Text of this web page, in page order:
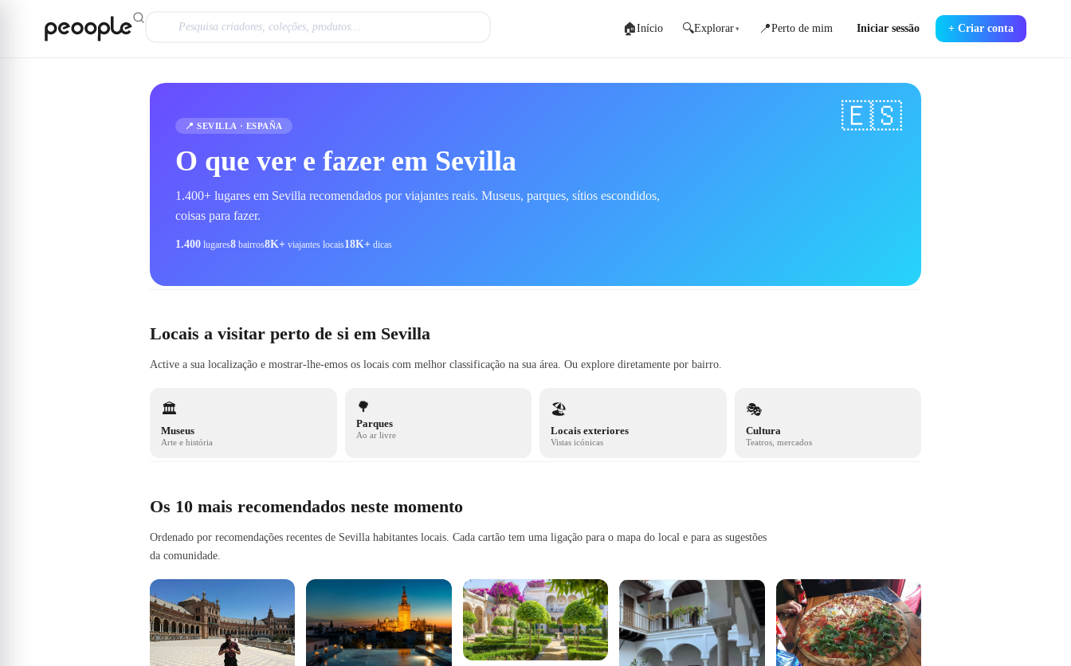
🏠Início 🔍Explorar ▾ 📍Perto de mim Iniciar sessão + Criar conta
🇪🇸
📍SEVILLA · ESPAÑA
O que ver e fazer em Sevilla
1.400+ lugares em Sevilla recomendados por viajantes reais. Museus, parques, sítios escondidos,
coisas para fazer.
1.400 lugares8 bairros8K+ viajantes locais18K+ dicas
Locais a visitar perto de si em Sevilla
Active a sua localização e mostrar-lhe-emos os locais com melhor classificação na sua área. Ou explore diretamente por bairro.
🏛️
Museus
Arte e história
🌳
Parques
Ao ar livre
🏖️
Locais exteriores
Vistas icónicas
🎭
Cultura
Teatros, mercados
Os 10 mais recomendados neste momento
Ordenado por recomendações recentes de Sevilla habitantes locais. Cada cartão tem uma ligação para o mapa do local e para as sugestões
da comunidade.